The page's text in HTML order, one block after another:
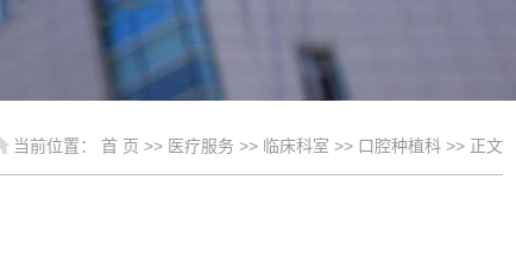
当前位置： 首 页 >> 医疗服务 >> 临床科室 >> 口腔种植科 >> 正文